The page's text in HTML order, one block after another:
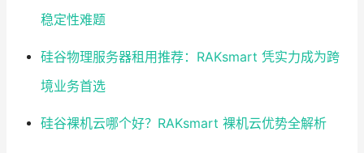
稳定性难题
硅谷物理服务器租用推荐：RAKsmart 凭实力成为跨
境业务首选
硅谷裸机云哪个好？RAKsmart 裸机云优势全解析